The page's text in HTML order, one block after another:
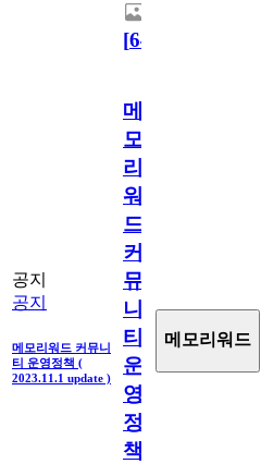
[64
공지
공지
메모리워드 커뮤니
티 운영정책 (
2023.11.1 update )
메
모
리
워
드
커
뮤
니
티
운
영
정
책
메모리워드